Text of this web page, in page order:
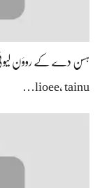
lioee, tainu…